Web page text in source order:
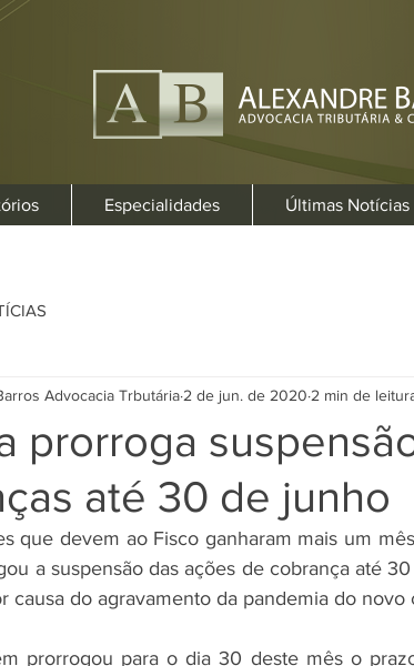
Especialidades Últimas Notícias
prorroga
até 30 de junho
Advocacia Trbutária 2 de jun. de 2020 2 min de
que devem ao Fisco ganharam mais um
a suspensão das ações de cobrança até
causa do agravamento da pandemia do novo
prorrogou para o dia 30 deste mês o